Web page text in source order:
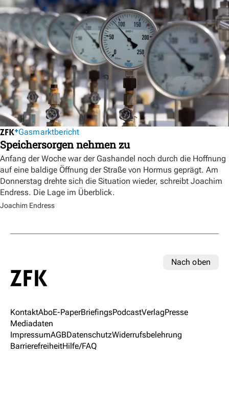
Gasmarktbericht
Speichersorgen nehmen zu
Anfang der Woche war der Gashandel noch durch die Hoffnung
auf eine baldige Öffnung der Straße von Hormus geprägt. Am
Donnerstag drehte sich die Situation wieder, schreibt Joachim
Endress. Die Lage im Überblick.
Joachim Endress
Nach oben
KontaktAboE-PaperBriefingsPodcastVerlagPresse
Mediadaten
ImpressumAGBDatenschutzWiderrufsbelehrung
BarrierefreiheitHilfe/FAQ